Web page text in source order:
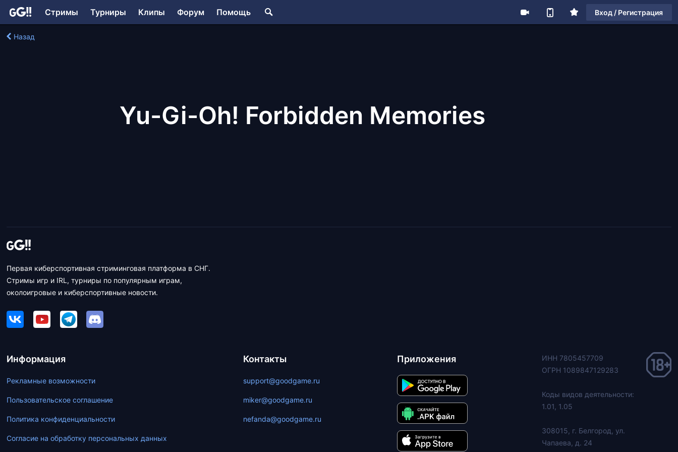
Стримы Турниры Клипы Форум Помощь Вход / Регистрация
Назад
Yu-Gi-Oh! Forbidden Memories
Первая киберспортивная стриминговая платформа в СНГ.
Стримы игр и IRL, турниры по популярным играм,
околоигровые и киберспортивные новости.
Информация
Рекламные возможности
Пользовательское соглашение
Политика конфиденциальности
Согласие на обработку персональных данных
Контакты
support@goodgame.ru
miker@goodgame.ru
nefanda@goodgame.ru
Приложения
ИНН 7805457709
ОГРН 1089847129283
Коды видов деятельности:
1.01, 1.05
308015, г. Белгород, ул.
Чапаева, д. 24